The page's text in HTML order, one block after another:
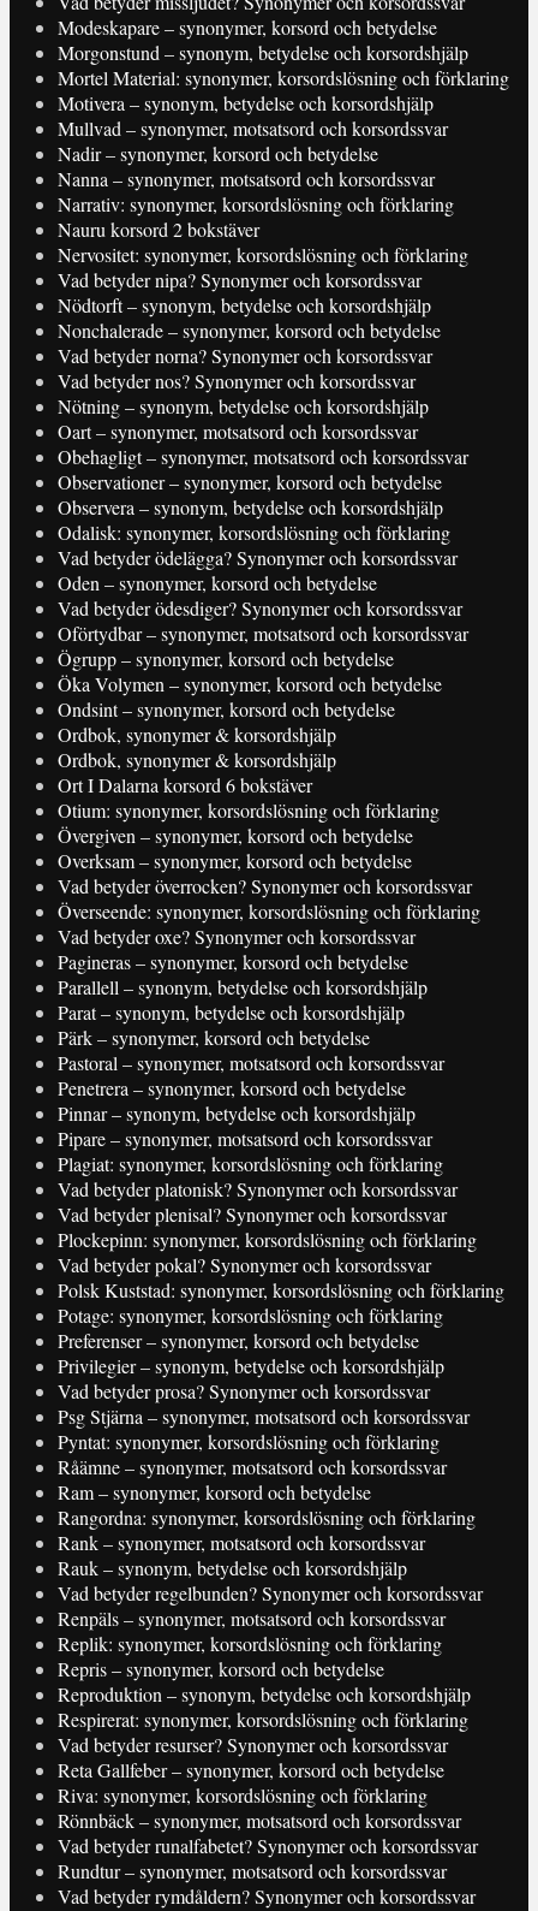
Modeskapare – synonymer, korsord och betydelse
Morgonstund – synonym, betydelse och korsordshjälp
Mortel Material: synonymer, korsordslösning och förklaring
Motivera – synonym, betydelse och korsordshjälp
Mullvad – synonymer, motsatsord och korsordssvar
Nadir – synonymer, korsord och betydelse
Nanna – synonymer, motsatsord och korsordssvar
Narrativ: synonymer, korsordslösning och förklaring
Nauru korsord 2 bokstäver
Nervositet: synonymer, korsordslösning och förklaring
Vad betyder nipa? Synonymer och korsordssvar
Nödtorft – synonym, betydelse och korsordshjälp
Nonchalerade – synonymer, korsord och betydelse
Vad betyder norna? Synonymer och korsordssvar
Vad betyder nos? Synonymer och korsordssvar
Nötning – synonym, betydelse och korsordshjälp
Oart – synonymer, motsatsord och korsordssvar
Obehagligt – synonymer, motsatsord och korsordssvar
Observationer – synonymer, korsord och betydelse
Observera – synonym, betydelse och korsordshjälp
Odalisk: synonymer, korsordslösning och förklaring
Vad betyder ödelägga? Synonymer och korsordssvar
Oden – synonymer, korsord och betydelse
Vad betyder ödesdiger? Synonymer och korsordssvar
Oförtydbar – synonymer, motsatsord och korsordssvar
Ögrupp – synonymer, korsord och betydelse
Öka Volymen – synonymer, korsord och betydelse
Ondsint – synonymer, korsord och betydelse
Ordbok, synonymer & korsordshjälp
Ordbok, synonymer & korsordshjälp
Ort I Dalarna korsord 6 bokstäver
Otium: synonymer, korsordslösning och förklaring
Övergiven – synonymer, korsord och betydelse
Overksam – synonymer, korsord och betydelse
Vad betyder överrocken? Synonymer och korsordssvar
Överseende: synonymer, korsordslösning och förklaring
Vad betyder oxe? Synonymer och korsordssvar
Pagineras – synonymer, korsord och betydelse
Parallell – synonym, betydelse och korsordshjälp
Parat – synonym, betydelse och korsordshjälp
Pärk – synonymer, korsord och betydelse
Pastoral – synonymer, motsatsord och korsordssvar
Penetrera – synonymer, korsord och betydelse
Pinnar – synonym, betydelse och korsordshjälp
Pipare – synonymer, motsatsord och korsordssvar
Plagiat: synonymer, korsordslösning och förklaring
Vad betyder platonisk? Synonymer och korsordssvar
Vad betyder plenisal? Synonymer och korsordssvar
Plockepinn: synonymer, korsordslösning och förklaring
Vad betyder pokal? Synonymer och korsordssvar
Polsk Kuststad: synonymer, korsordslösning och förklaring
Potage: synonymer, korsordslösning och förklaring
Preferenser – synonymer, korsord och betydelse
Privilegier – synonym, betydelse och korsordshjälp
Vad betyder prosa? Synonymer och korsordssvar
Psg Stjärna – synonymer, motsatsord och korsordssvar
Pyntat: synonymer, korsordslösning och förklaring
Råämne – synonymer, motsatsord och korsordssvar
Ram – synonymer, korsord och betydelse
Rangordna: synonymer, korsordslösning och förklaring
Rank – synonymer, motsatsord och korsordssvar
Rauk – synonym, betydelse och korsordshjälp
Vad betyder regelbunden? Synonymer och korsordssvar
Renpäls – synonymer, motsatsord och korsordssvar
Replik: synonymer, korsordslösning och förklaring
Repris – synonymer, korsord och betydelse
Reproduktion – synonym, betydelse och korsordshjälp
Respirerat: synonymer, korsordslösning och förklaring
Vad betyder resurser? Synonymer och korsordssvar
Reta Gallfeber – synonymer, korsord och betydelse
Riva: synonymer, korsordslösning och förklaring
Rönnbäck – synonymer, motsatsord och korsordssvar
Vad betyder runalfabetet? Synonymer och korsordssvar
Rundtur – synonymer, motsatsord och korsordssvar
Vad betyder rymdåldern? Synonymer och korsordssvar